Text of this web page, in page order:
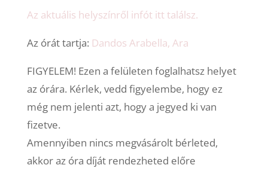
Az aktuális helyszínről infót itt találsz.
Az órát tartja: Dandos Arabella, Ara
FIGYELEM! Ezen a felületen foglalhatsz helyet
az órára. Kérlek, vedd figyelembe, hogy ez
még nem jelenti azt, hogy a jegyed ki van
fizetve.
Amennyiben nincs megvásárolt bérleted,
akkor az óra díját rendezheted előre